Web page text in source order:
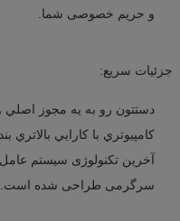
و حریم خصوصی شما.
جزئیات سریع:
کامپیوتري با کارايي بالاتري
آخرین تکنولوژی سیستم
سرگرمی طراحی شده است.